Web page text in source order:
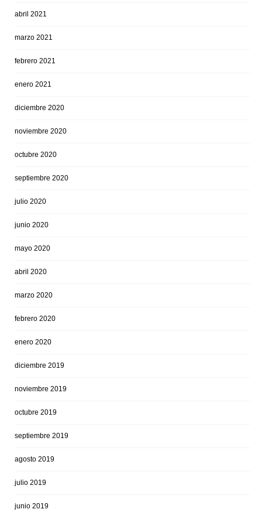
abril 2021
marzo 2021
febrero 2021
enero 2021
diciembre 2020
noviembre 2020
octubre 2020
septiembre 2020
julio 2020
junio 2020
mayo 2020
abril 2020
marzo 2020
febrero 2020
enero 2020
diciembre 2019
noviembre 2019
octubre 2019
septiembre 2019
agosto 2019
julio 2019
junio 2019